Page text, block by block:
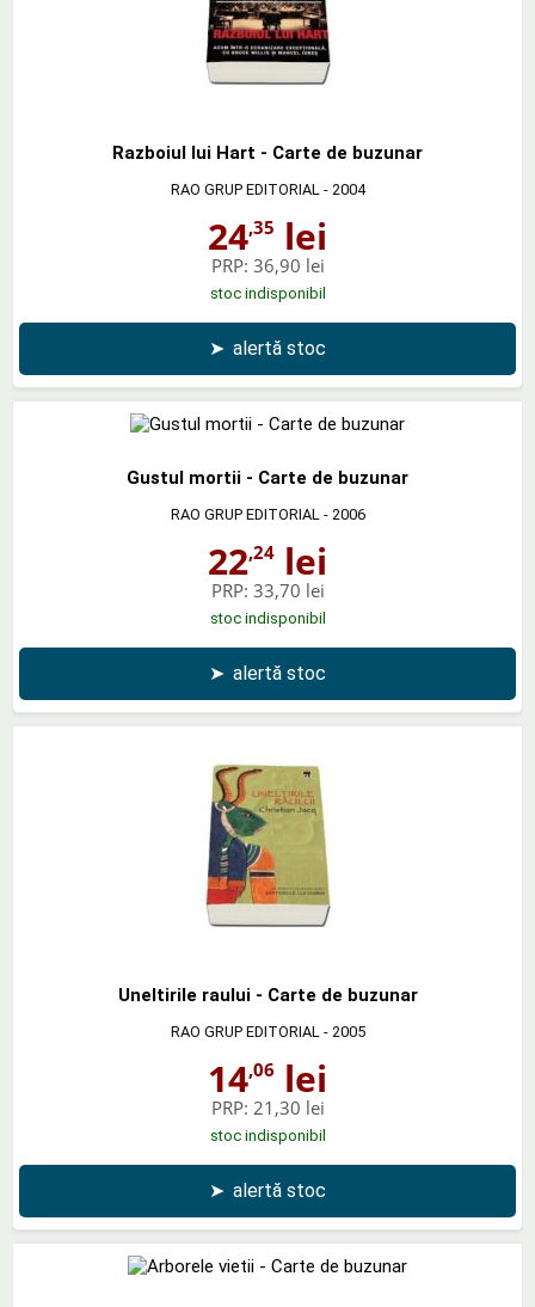
Razboiul lui Hart - Carte de buzunar
RAO GRUP EDITORIAL - 2004
24,35 lei
PRP: 36,90 lei
stoc indisponibil
➤ alertă stoc
Gustul mortii - Carte de buzunar
RAO GRUP EDITORIAL - 2006
22,24 lei
PRP: 33,70 lei
stoc indisponibil
➤ alertă stoc
Uneltirile raului - Carte de buzunar
RAO GRUP EDITORIAL - 2005
14,06 lei
PRP: 21,30 lei
stoc indisponibil
➤ alertă stoc